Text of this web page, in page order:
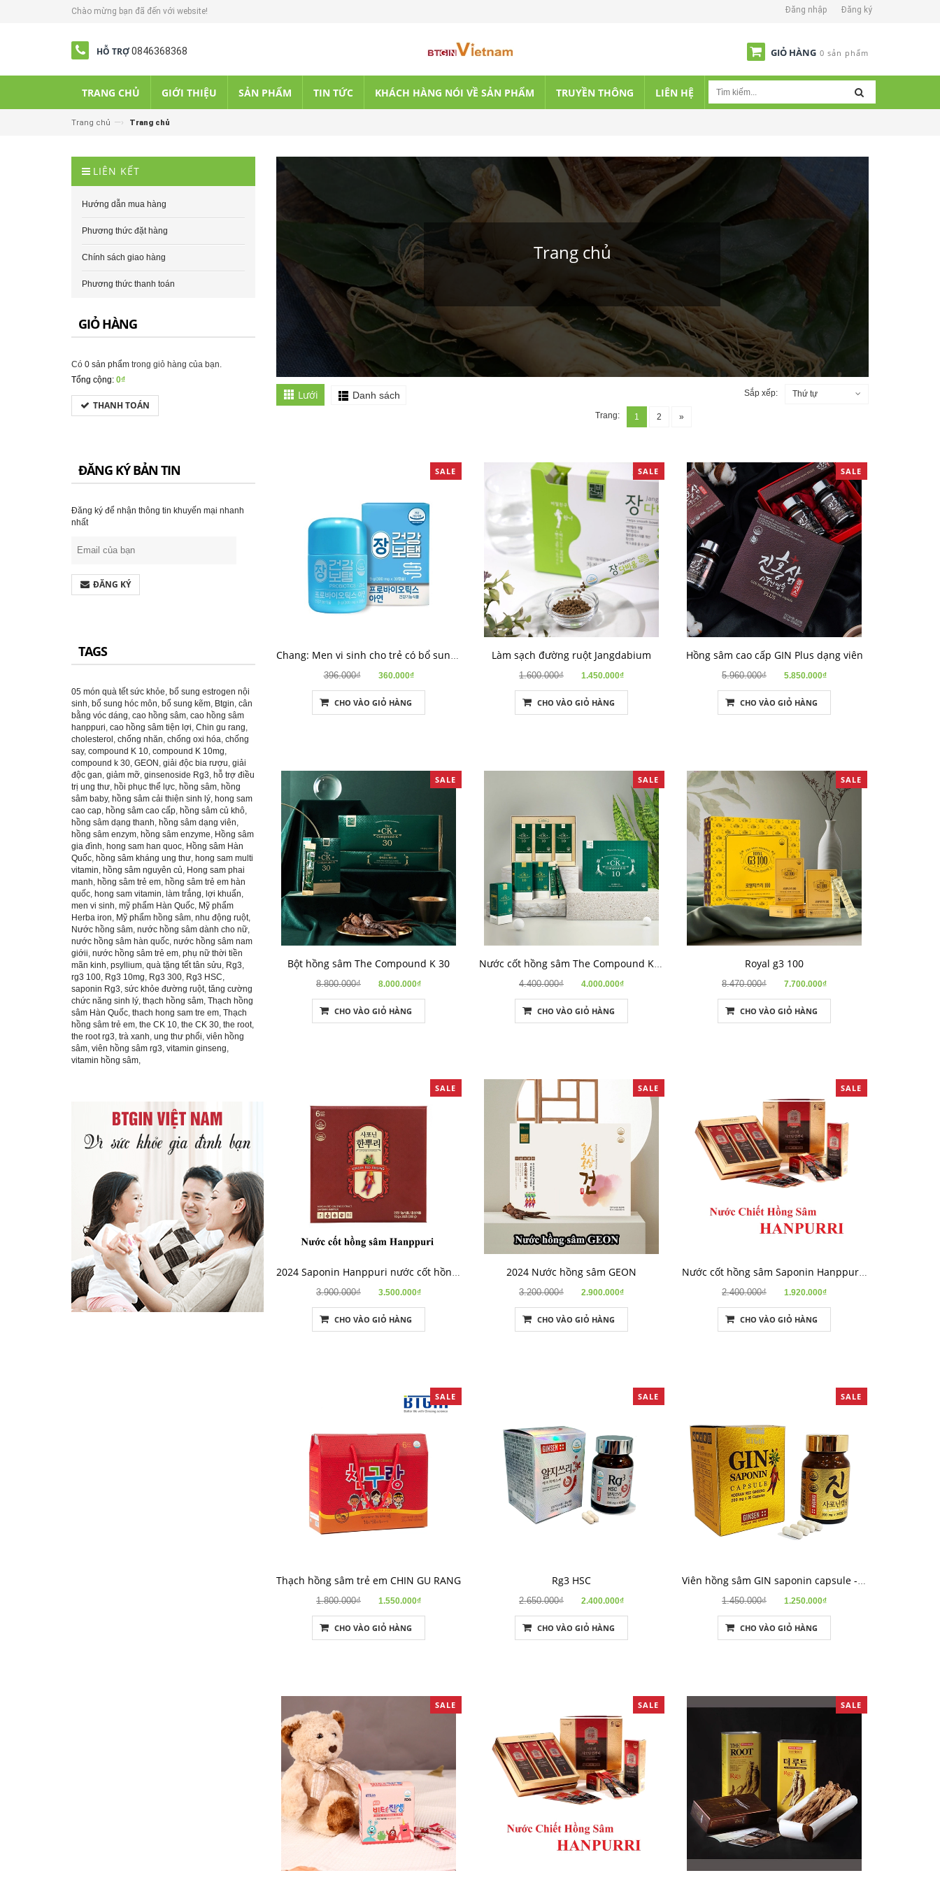
Chào mừng bạn đã đến với website! Đăng nhập Đăng ký
HỖ TRỢ0846368368 GIỎ HÀNG 0 sản phẩm
TRANG CHỦ GIỚI THIỆU SẢN PHẨM TIN TỨC KHÁCH HÀNG NÓI VỀ SẢN PHẨM TRUYỀN THÔNG LIÊN HỆ
Trang chủ —› Trang chủ
Trang chủ
Lưới Danh sách Sắp xếp: Thứ tự
Trang: 1 2 »
SALE
Chang: Men vi sinh cho trẻ có bổ sung kẽm
396.000₫ 360.000₫
CHO VÀO GIỎ HÀNG
SALE
Làm sạch đường ruột Jangdabium
1.600.000₫ 1.450.000₫
CHO VÀO GIỎ HÀNG
SALE
Hồng sâm cao cấp GIN Plus dạng viên
5.960.000₫ 5.850.000₫
CHO VÀO GIỎ HÀNG
SALE
Bột hồng sâm The Compound K 30
8.800.000₫ 8.000.000₫
CHO VÀO GIỎ HÀNG
SALE
Nước cốt hồng sâm The Compound K 10
4.400.000₫ 4.000.000₫
CHO VÀO GIỎ HÀNG
SALE
Royal g3 100
8.470.000₫ 7.700.000₫
CHO VÀO GIỎ HÀNG
SALE
2024 Saponin Hanppuri nước cốt hồng sâm
3.900.000₫ 3.500.000₫
CHO VÀO GIỎ HÀNG
SALE
2024 Nước hồng sâm GEON
3.200.000₫ 2.900.000₫
CHO VÀO GIỎ HÀNG
SALE
Nước cốt hồng sâm Saponin Hanppuri - Date 6/6/2024
2.400.000₫ 1.920.000₫
CHO VÀO GIỎ HÀNG
SALE
Thạch hồng sâm trẻ em CHIN GU RANG
1.800.000₫ 1.550.000₫
CHO VÀO GIỎ HÀNG
SALE
Rg3 HSC
2.650.000₫ 2.400.000₫
CHO VÀO GIỎ HÀNG
SALE
Viên hồng sâm GIN saponin capsule - GIN30
1.450.000₫ 1.250.000₫
CHO VÀO GIỎ HÀNG
SALE SALE SALE
LIÊN KẾT
Hướng dẫn mua hàng
Phương thức đặt hàng
Chính sách giao hàng
Phương thức thanh toán
GIỎ HÀNG
Có 0 sản phẩm trong giỏ hàng của bạn.
Tổng cộng: 0₫
THANH TOÁN
ĐĂNG KÝ BẢN TIN
Đăng ký để nhận thông tin khuyến mại nhanh
nhất
ĐĂNG KÝ
TAGS
05 món quà tết sức khỏe, bổ sung estrogen nội
sinh, bổ sung hóc môn, bổ sung kẽm, Btgin, cân
bằng vóc dáng, cao hồng sâm, cao hồng sâm
hanppuri, cao hồng sâm tiện lợi, Chin gu rang,
cholesterol , chống nhăn, chống oxi hóa, chống
say, compound K 10, compound K 10mg,
compound k 30, GEON , giải độc bia rượu, giải
độc gan, giảm mỡ, ginsenoside Rg3, hỗ trợ điều
trị ung thư, hồi phục thể lực, hồng sâm, hồng
sâm baby, hồng sâm cải thiện sinh lý, hong sam
cao cap, hồng sâm cao cấp, hồng sâm củ khô,
hồng sâm dạng thanh, hồng sâm dạng viên,
hồng sâm enzym, hồng sâm enzyme, Hồng sâm
gia đình, hong sam han quoc, Hồng sâm Hàn
Quốc, hồng sâm kháng ung thư, hong sam multi
vitamin, hồng sâm nguyên củ, Hong sam phai
manh, hồng sâm trẻ em, hồng sâm trẻ em hàn
quốc, hong sam vitamin, làm trắng, lợi khuẩn,
men vi sinh, mỹ phẩm Hàn Quốc, Mỹ phẩm
Herba iron, Mỹ phẩm hồng sâm, nhu động ruột,
Nước hồng sâm, nước hồng sâm dành cho nữ,
nước hồng sâm hàn quốc, nước hồng sâm nam
giớii, nước hồng sâm trẻ em, phụ nữ thời tiền
mãn kinh, psyllium, quà tặng tết tân sửu, Rg3,
rg3 100, Rg3 10mg, Rg3 300, Rg3 HSC,
saponin Rg3, sức khỏe đường ruột, tăng cường
chức năng sinh lý, thạch hồng sâm, Thạch hồng
sâm Hàn Quốc, thach hong sam tre em, Thạch
hồng sâm trẻ em, the CK 10, the CK 30, the root,
the root rg3, trà xanh, ung thư phổi, viên hồng
sâm, viên hồng sâm rg3, vitamin ginseng,
vitamin hồng sâm,